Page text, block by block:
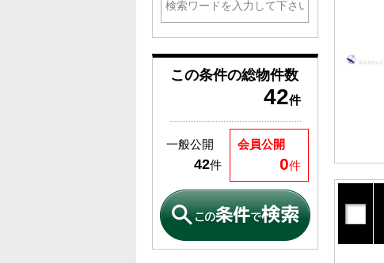
この条件の総物件数
42件
会員公開
0件
一般公開
42件